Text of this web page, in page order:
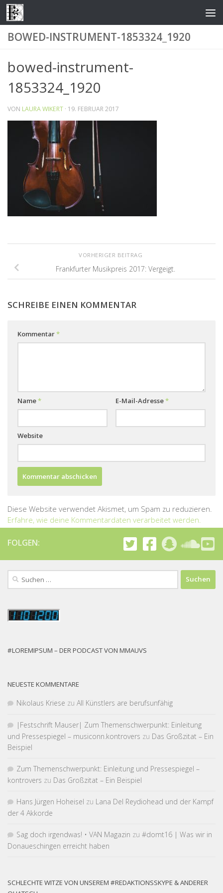
Zum Inhalt springen
BOWED-INSTRUMENT-1853324_1920
bowed-instrument-
1853324_1920
VON LAURA WIKERT · 19. FEBRUAR 2017
VORHERIGER BEITRAG
Frankfurter Musikpreis 2017: Vergeigt.
SCHREIBE EINEN KOMMENTAR
Kommentar*
Name* E-Mail-Adresse*
Website
Diese Website verwendet Akismet, um Spam zu reduzieren.
Erfahre, wie deine Kommentardaten verarbeitet werden.
FOLGEN:
Suchen
#LOREMIPSUM – DER PODCAST VON MMAUVS
NEUESTE KOMMENTARE
Nikolaus Kriese zu All Künstlers are berufsunfähig
|Fest­schrift Mauser| Zum Themen­schwer­punkt: Einleitung
und Pressespiegel – musiconn.kontrovers zu Das Großzitat – Ein
Beispiel
Zum Themen­schwer­punkt: Einleitung und Pressespiegel –
kontrovers zu Das Großzitat – Ein Beispiel
Hans Jürgen Hoheisel zu Lana Del Reydiohead und der Kampf
der 4 Akkorde
Sag doch irgendwas! • VAN Magazin zu #domt16 | Was wir in
Donaueschingen erreicht haben
SCHLECHTE WITZE VON UNSEREM #REDAKTIONSSKYPE & ANDERER